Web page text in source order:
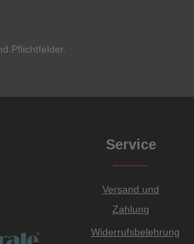
Pflichtfelder.
Service
Versand und
Zahlung
Widerrufsbelehrung